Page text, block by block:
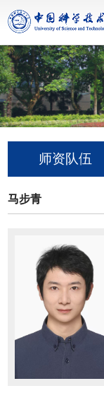
师资队伍
马步青